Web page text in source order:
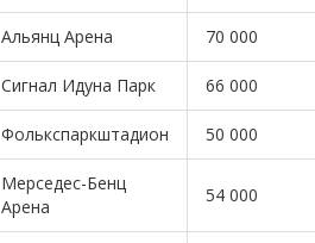
Альянц Арена 70 000
Сигнал Идуна Парк 66 000
Фолькспаркштадион 50 000
Мерседес-Бенц
Арена
54 000